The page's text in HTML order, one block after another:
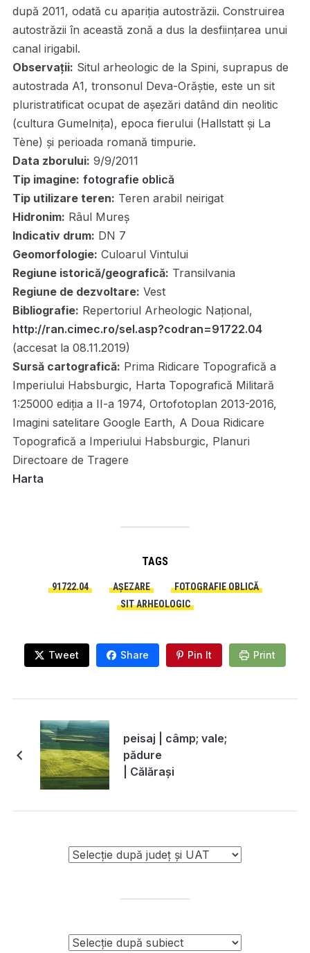
după 2011, odată cu apariția autostrăzii. Construirea
autostrăzii în această zonă a dus la desființarea unui
canal irigabil.
Observații: Situl arheologic de la Spini, suprapus de
autostrada A1, tronsonul Deva-Orăștie, este un sit
pluristratificat ocupat de așezări datând din neolitic
(cultura Gumelnița), epoca fierului (Hallstatt și La
Tène) și perioada romană timpurie.
Data zborului: 9/9/2011
Tip imagine: fotografie oblică
Tip utilizare teren: Teren arabil neirigat
Hidronim: Râul Mureș
Indicativ drum: DN 7
Geomorfologie: Culoarul Vintului
Regiune istorică/geografică: Transilvania
Regiune de dezvoltare: Vest
Bibliografie: Repertoriul Arheologic Național,
http://ran.cimec.ro/sel.asp?codran=91722.04
(accesat la 08.11.2019)
Sursă cartografică: Prima Ridicare Topografică a
Imperiului Habsburgic, Harta Topografică Militară
1:25000 ediția a II-a 1974, Ortofotoplan 2013-2016,
Imagini satelitare Google Earth, A Doua Ridicare
Topografică a Imperiului Habsburgic, Planuri
Directoare de Tragere
Harta
TAGS
91722.04 AȘEZARE
FOTOGRAFIE OBLICĂ
SIT ARHEOLOGIC
Tweet Share Pin It Print
peisaj | câmp; vale;
pădure
| Călărași